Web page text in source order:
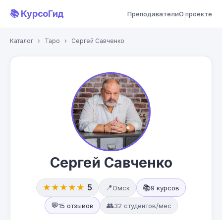
📚 КурсоГид ПреподавателиО проекте
Каталог › Таро › Сергей Савченко
Сергей Савченко
★★★★★ 5 📍Омск 📚9 курсов
💬15 отзывов 👥32 студентов/мес